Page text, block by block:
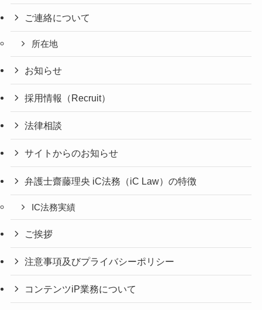
ご連絡について
所在地
お知らせ
採用情報（Recruit）
法律相談
サイトからのお知らせ
弁護士齋藤理央 iC法務（iC Law）の特徴
IC法務実績
ご挨拶
注意事項及びプライバシーポリシー
コンテンツiP業務について